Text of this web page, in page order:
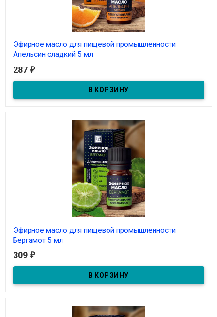
Эфирное масло для пищевой промышленности
Апельсин сладкий 5 мл
В наличии
Эфирное масло для пищевой промышленности Апельсин
287 ₽
Эфирное масло для пищевой промышленности
Бергамот 5 мл
В наличии
Эфирное масло для пищевой промышленности Бергамот 5 мл
309 ₽